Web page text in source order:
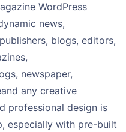
WordPress
news,
blogs, editors,
newspaper,
any creative
professional design is
especially with pre-built